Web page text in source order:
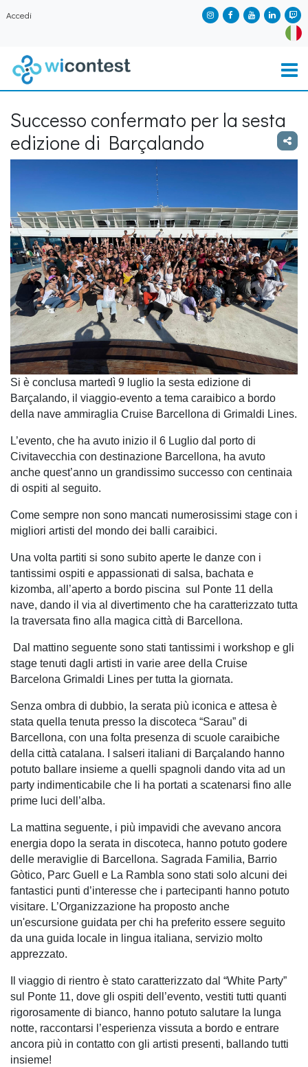
Accedi
Successo confermato per la sesta
edizione di Barçalando
Si è conclusa martedì 9 luglio la sesta edizione di
Barçalando, il viaggio-evento a tema caraibico a bordo
della nave ammiraglia Cruise Barcellona di Grimaldi Lines.
L’evento, che ha avuto inizio il 6 Luglio dal porto di
Civitavecchia con destinazione Barcellona, ha avuto
anche quest’anno un grandissimo successo con centinaia
di ospiti al seguito.
Come sempre non sono mancati numerosissimi stage con i
migliori artisti del mondo dei balli caraibici.
Una volta partiti si sono subito aperte le danze con i
tantissimi ospiti e appassionati di salsa, bachata e
kizomba, all’aperto a bordo piscina  sul Ponte 11 della
nave, dando il via al divertimento che ha caratterizzato tutta
la traversata fino alla magica città di Barcellona.
Dal mattino seguente sono stati tantissimi i workshop e gli
stage tenuti dagli artisti in varie aree della Cruise
Barcelona Grimaldi Lines per tutta la giornata.
Senza ombra di dubbio, la serata più iconica e attesa è
stata quella tenuta presso la discoteca “Sarau” di
Barcellona, con una folta presenza di scuole caraibiche
della città catalana. I salseri italiani di Barçalando hanno
potuto ballare insieme a quelli spagnoli dando vita ad un
party indimenticabile che li ha portati a scatenarsi fino alle
prime luci dell’alba.
La mattina seguente, i più impavidi che avevano ancora
energia dopo la serata in discoteca, hanno potuto godere
delle meraviglie di Barcellona. Sagrada Familia, Barrio
Gòtico, Parc Guell e La Rambla sono stati solo alcuni dei
fantastici punti d’interesse che i partecipanti hanno potuto
visitare. L’Organizzazione ha proposto anche
un'escursione guidata per chi ha preferito essere seguito
da una guida locale in lingua italiana, servizio molto
apprezzato.
Il viaggio di rientro è stato caratterizzato dal “White Party”
sul Ponte 11, dove gli ospiti dell’evento, vestiti tutti quanti
rigorosamente di bianco, hanno potuto salutare la lunga
notte, raccontarsi l’esperienza vissuta a bordo e entrare
ancora più in contatto con gli artisti presenti, ballando tutti
insieme!